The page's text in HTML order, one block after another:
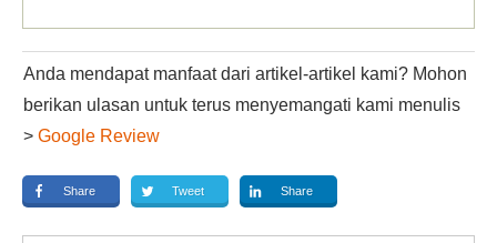
Anda mendapat manfaat dari artikel-artikel kami? Mohon
berikan ulasan untuk terus menyemangati kami menulis
> Google Review
Share Tweet Share